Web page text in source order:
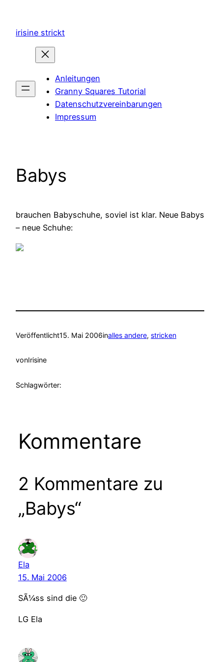
springen
irisine strickt
Anleitungen
Granny Squares Tutorial
Datenschutzvereinbarungen
Impressum
Babys
brauchen Babyschuhe, soviel ist klar. Neue Babys
– neue Schuhe:
Veröffentlicht15. Mai 2006inalles andere, stricken
vonIrisine
Schlagwörter:
Kommentare
2 Kommentare zu
„Babys“
Ela
15. Mai 2006
SÃ¼ss sind die 🙂
LG Ela